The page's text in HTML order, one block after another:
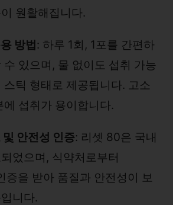
원활해집니다.
방법 : 하루 1회, 1포를 간편하
수 있으며, 물 없이도 섭취 가능
스틱 형태로 제공됩니다. 고소
에 섭취가 용이합니다.
안전성 인증: 리셋 80은 국내
었으며, 식약처로부터
증을 받아 품질과 안전성이 보
니다.